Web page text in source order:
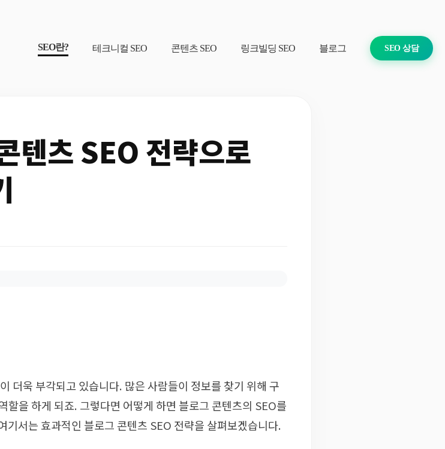
SEO란? 테크니컬 SEO 콘텐츠 SEO 링크빌딩 SEO 블로그 SEO 상담
텐츠 SEO 전략으로
더욱 부각되고 있습니다. 많은 사람들이 정보를 찾기 위해 구
할을 하게 되죠. 그렇다면 어떻게 하면 블로그 콘텐츠의 SEO를
기서는 효과적인 블로그 콘텐츠 SEO 전략을 살펴보겠습니다.